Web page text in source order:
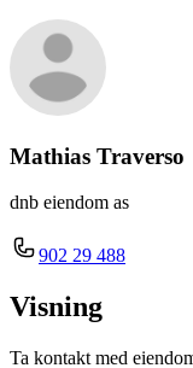
Mathias Traverso
dnb eiendom as
902 29 488
Visning
Ta kontakt med